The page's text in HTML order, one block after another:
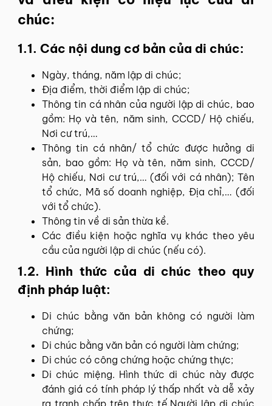
chúc:
1.1. Các nội dung cơ bản của di chúc:
Ngày, tháng, năm lập di chúc;
Địa điểm, thời điểm lập di chúc;
Thông tin cá nhân của người lập di chúc, bao
gồm: Họ và tên, năm sinh, CCCD/ Hộ chiếu,
Nơi cư trú,…
Thông tin cá nhân/ tổ chức được hưởng di
sản, bao gồm: Họ và tên, năm sinh, CCCD/
Hộ chiếu, Nơi cư trú,… (đối với cá nhân); Tên
tổ chức, Mã số doanh nghiệp, Địa chỉ,… (đối
với tổ chức).
Thông tin về di sản thừa kề.
Các điều kiện hoặc nghĩa vụ khác theo yêu
cầu của người lập di chúc (nếu có).
1.2. Hình thức của di chúc theo quy
định pháp luật:
Di chúc bằng văn bản không có người làm
chứng;
Di chúc bằng văn bản có người làm chứng;
Di chúc có công chứng hoặc chứng thực;
Di chúc miệng. Hình thức di chúc này được
đánh giá có tính pháp lý thấp nhất và dễ xảy
ra tranh chấp trên thực tế.Người lập di chúc